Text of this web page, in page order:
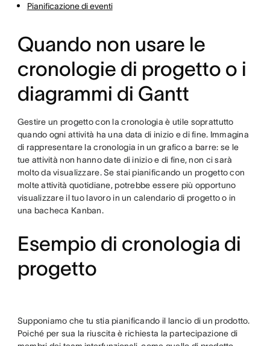
Pianificazione di eventi
Quando non usare le
cronologie di progetto o i
diagrammi di Gantt
Gestire un progetto con la cronologia è utile soprattutto
quando ogni attività ha una data di inizio e di fine. Immagina
di rappresentare la cronologia in un grafico a barre: se le
tue attività non hanno date di inizio e di fine, non ci sarà
molto da visualizzare. Se stai pianificando un progetto con
molte attività quotidiane, potrebbe essere più opportuno
visualizzare il tuo lavoro in un calendario di progetto o in
una bacheca Kanban.
Esempio di cronologia di
progetto
Supponiamo che tu stia pianificando il lancio di un prodotto.
Poiché per sua la riuscita è richiesta la partecipazione di